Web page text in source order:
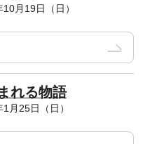
月19日（日）
れる物語
月25日（日）